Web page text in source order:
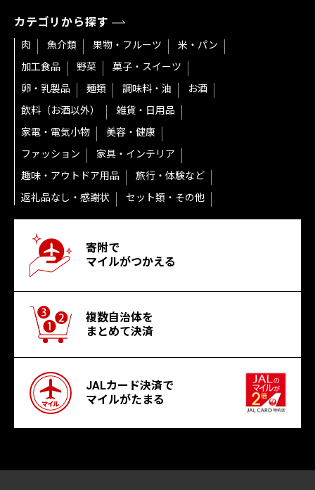
カテゴリから探す
肉 魚介類 果物・フルーツ
米・パン
加工食品
野菜
菓子・スイーツ
卵・乳製品
麺類 調味料・油
お酒
飲料（お酒以外）
雑貨・日用品
家電・電気小物
美容・健康
ファッション
家具・インテリア
趣味・アウトドア用品
旅行・体験など
返礼品なし・感謝状
セット類・その他
寄附で
マイルがつかえる
複数自治体を
まとめて決済
JALカード決済で
マイルがたまる